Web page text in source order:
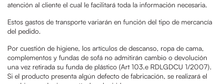
atención al cliente el cual le facilitará toda la información necesaria.
Estos gastos de transporte variarán en función del tipo de mercancía
del pedido.
Por cuestión de higiene, los artículos de descanso, ropa de cama,
complementos y fundas de sofá no admitirán cambio o devolución
una vez retirada su funda de plástico (Art 103.e RDLGDCU 1/2007).
Si el producto presenta algún defecto de fabricación, se realizará el